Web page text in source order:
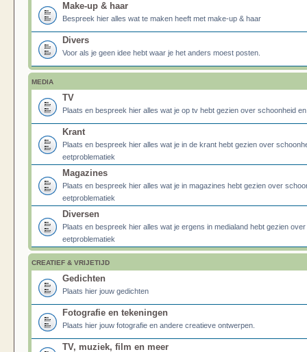
Make-up & haar
Bespreek hier alles wat te maken heeft met make-up & haar
Divers
Voor als je geen idee hebt waar je het anders moest posten.
MEDIA
TV
Plaats en bespreek hier alles wat je op tv hebt gezien over schoonheid
Krant
Plaats en bespreek hier alles wat je in de krant hebt gezien over
eetproblematiek
Magazines
Plaats en bespreek hier alles wat je in magazines hebt gezien over
eetproblematiek
Diversen
Plaats en bespreek hier alles wat je ergens in medialand hebt gezien
eetproblematiek
CREATIEF & VRIJETIJD
Gedichten
Plaats hier jouw gedichten
Fotografie en tekeningen
Plaats hier jouw fotografie en andere creatieve ontwerpen.
TV, muziek, film en meer